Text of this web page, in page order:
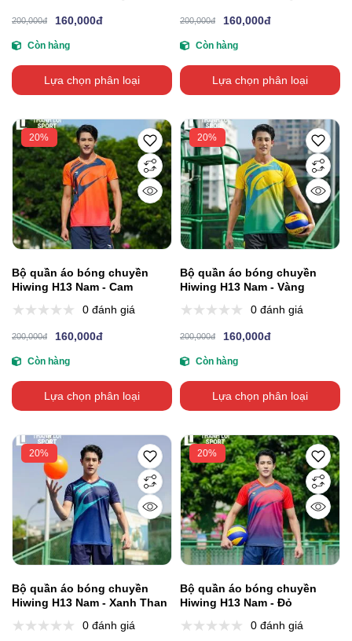
200,000đ 160,000đ
Còn hàng
Lựa chọn phân loại
200,000đ 160,000đ
Còn hàng
Lựa chọn phân loại
20%
Bộ quần áo bóng chuyền
Hiwing H13 Nam - Cam
0 đánh giá
200,000đ 160,000đ
Còn hàng
Lựa chọn phân loại
20%
Bộ quần áo bóng chuyền
Hiwing H13 Nam - Vàng
0 đánh giá
200,000đ 160,000đ
Còn hàng
Lựa chọn phân loại
20%
Bộ quần áo bóng chuyền
Hiwing H13 Nam - Xanh Than
0 đánh giá
20%
Bộ quần áo bóng chuyền
Hiwing H13 Nam - Đỏ
0 đánh giá